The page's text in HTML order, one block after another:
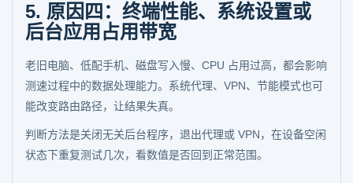
5. 原因四：终端性能、系统设置或
后台应用占用带宽
老旧电脑、低配手机、磁盘写入慢、CPU 占用过高，都会影响
测速过程中的数据处理能力。系统代理、VPN、节能模式也可
能改变路由路径，让结果失真。
判断方法是关闭无关后台程序，退出代理或 VPN，在设备空闲
状态下重复测试几次，看数值是否回到正常范围。